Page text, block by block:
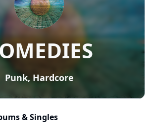
Punk, Hardcore
& Singles